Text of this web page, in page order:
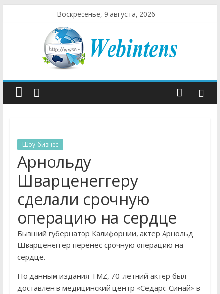
Воскресенье, 9 августа, 2026
Шоу-бизнес
Арнольду
Шварценеггеру
сделали срочную
операцию на сердце
Бывший губернатор Калифорнии, актер Арнольд
Шварценеггер перенес срочную операцию на
сердце.
По данным издания TMZ, 70-летний актёр был
доставлен в медицинский центр «Седарс-Синай» в